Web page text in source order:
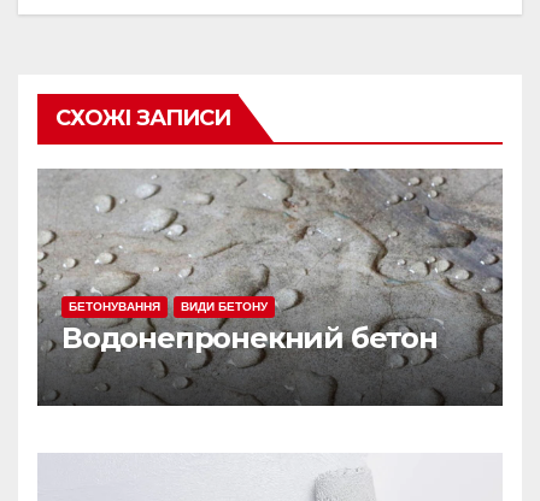
СХОЖІ ЗАПИСИ
БЕТОНУВАННЯ ВИДИ БЕТОНУ
Водонепронекний бетон